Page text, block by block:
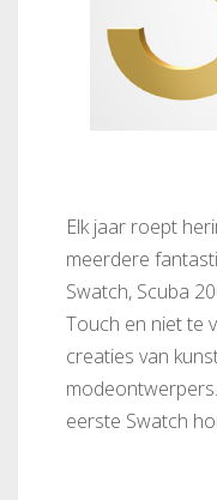
Elk jaar roept
meerdere
Swatch, Scuba
Touch en niet te
creaties van
eerste Swatch